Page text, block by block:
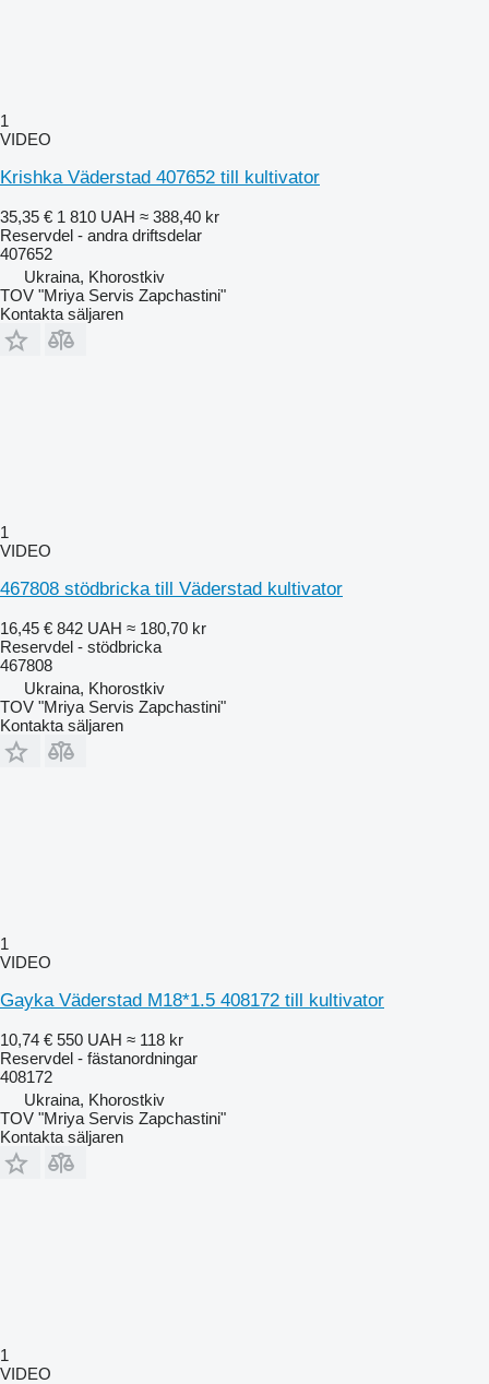
1
VIDEO
Krishka Väderstad 407652 till kultivator
35,35 € 1 810 UAH ≈ 388,40 kr
Reservdel - andra driftsdelar
407652
Ukraina, Khorostkiv
TOV "Mriya Servis Zapchastini"
Kontakta säljaren
1
VIDEO
467808 stödbricka till Väderstad kultivator
16,45 € 842 UAH ≈ 180,70 kr
Reservdel - stödbricka
467808
Ukraina, Khorostkiv
TOV "Mriya Servis Zapchastini"
Kontakta säljaren
1
VIDEO
Gayka Väderstad M18*1.5 408172 till kultivator
10,74 € 550 UAH ≈ 118 kr
Reservdel - fästanordningar
408172
Ukraina, Khorostkiv
TOV "Mriya Servis Zapchastini"
Kontakta säljaren
1
VIDEO